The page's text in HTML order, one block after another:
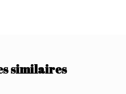
similaires